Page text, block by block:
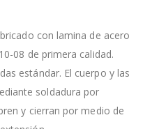
con lamina de acero
08 de primera calidad.
estándar. El cuerpo y las
soldadura por
y cierran por medio de